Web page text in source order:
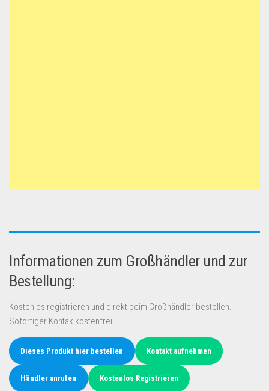
Informationen zum Großhändler und zur
Bestellung:
Kostenlos registrieren und direkt beim Großhändler bestellen.
Sofortiger Kontak kostenfrei.
Dieses Produkt hier bestellen Kontakt aufnehmen
Händler anrufen Kostenlos Registrieren